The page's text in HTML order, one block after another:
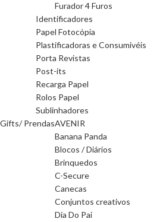
Furador 4 Furos
Identificadores
Papel Fotocópia
Plastificadoras e Consumivéis
Porta Revistas
Post-its
Recarga Papel
Rolos Papel
Sublinhadores
Gifts/ PrendasAVENIR
Banana Panda
Blocos / Diários
Brinquedos
C-Secure
Canecas
Conjuntos creativos
Dia Do Pai